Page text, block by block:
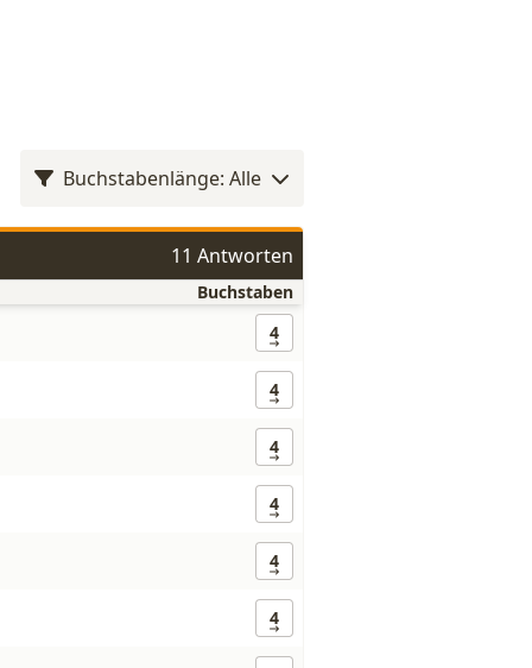
Buchstabenlänge: Alle
11 Antworten
Buchstaben
4
4
4
4
4
4